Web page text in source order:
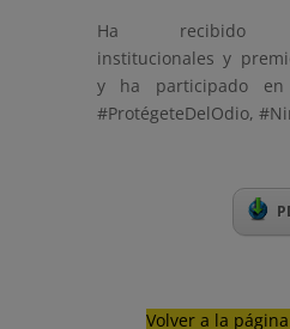
Ha recibido
institucionales y
y ha participado en
#ProtégeteDelOdio,
Volver a la